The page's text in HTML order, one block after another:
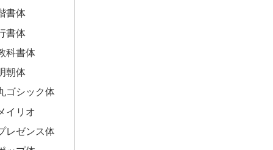
書体
書体
科書体
朝体
ゴシック体
イリオ
レゼンス体